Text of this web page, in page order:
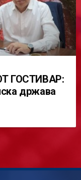
ГОСТИВАР:
држава